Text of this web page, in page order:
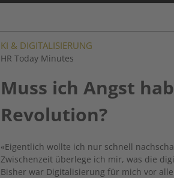
KI & DIGITALISIERUNG
HR Today Minutes
Muss ich Angst
Revolution?
«Eigentlich wollte ich nur schnell
Zwischenzeit überlege ich mir, was die
Bisher war Digitalisierung für mich vor